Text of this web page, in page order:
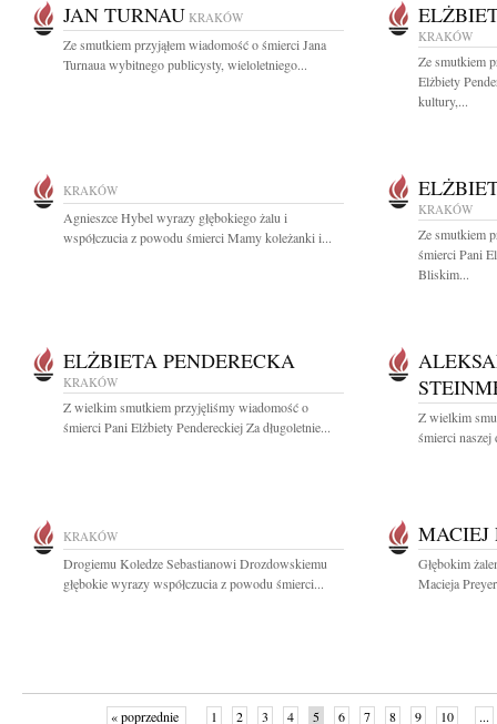
JAN TURNAU KRAKÓW
Ze smutkiem przyjąłem wiadomość o śmierci Jana
Turnaua wybitnego publicysty, wieloletniego...
KRAKÓW
Ze smutkiem
Elżbiety
kultury,...
KRAKÓW
Agnieszce Hybel wyrazy głębokiego żalu i
współczucia z powodu śmierci Mamy koleżanki i...
KRAKÓW
Ze smutkiem
śmierci Pani
Bliskim...
ELŻBIETA PENDERECKA
KRAKÓW
Z wielkim smutkiem przyjęliśmy wiadomość o
śmierci Pani Elżbiety Pendereckiej Za długoletnie...
Z wielkim
śmierci
KRAKÓW
Drogiemu Koledze Sebastianowi Drozdowskiemu
głębokie wyrazy współczucia z powodu śmierci...
MACIEJ
Głębokim
Macieja
« poprzednie 1 2 3 4 5 6 7 8 9 10 ...